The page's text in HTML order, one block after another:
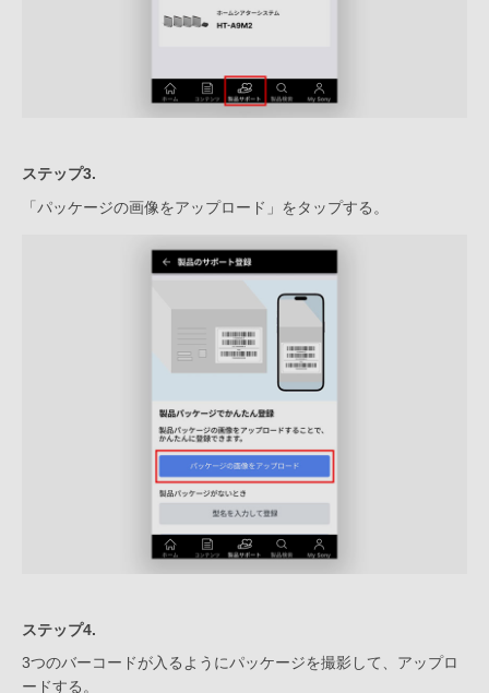
ステップ3.
「パッケージの画像をアップロード」をタップする。
ステップ4.
3つのバーコードが入るようにパッケージを撮影して、アップロ
ードする。